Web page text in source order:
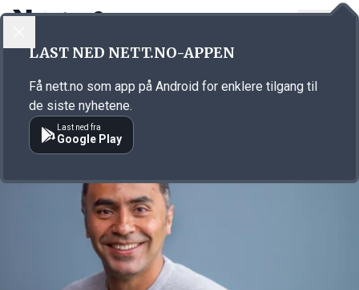
Annonsørinnhold
LAST NED NETT.NO-APPEN
Få nett.no som app på Android for enklere tilgang til
de siste nyhetene.
Last ned fra
Google Play